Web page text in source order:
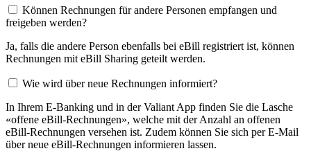
Können Rechnungen für andere Personen empfangen und
freigeben werden?
Ja, falls die andere Person ebenfalls bei eBill registriert ist, können
Rechnungen mit eBill Sharing geteilt werden.
Wie wird über neue Rechnungen informiert?
In Ihrem E-Banking und in der Valiant App finden Sie die Lasche
«offene eBill-Rechnungen», welche mit der Anzahl an offenen
eBill-Rechnungen versehen ist. Zudem können Sie sich per E-Mail
über neue eBill-Rechnungen informieren lassen.